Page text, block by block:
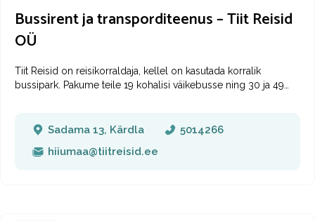
Bussirent ja transporditeenus – Tiit Reisid
OÜ
Tiit Reisid on reisikorraldaja, kellel on kasutada korralik
bussipark. Pakume teile 19 kohalisi väikebusse ning 30 ja 49
Sadama 13, Kärdla
5014266
hiiumaa@tiitreisid.ee